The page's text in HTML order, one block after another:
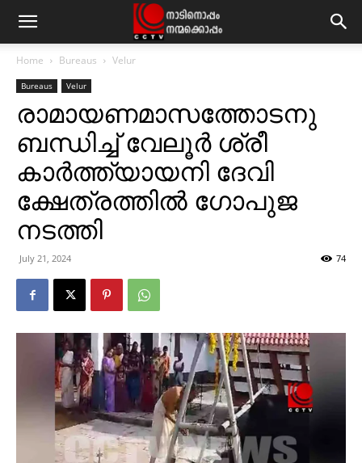
Home Bureaus Velur
Bureaus Velur
രാമായണമാസത്തോടനു
ബന്ധിച്ച് വേലൂര്‍ ശ്രീ
കാര്‍ത്ത്യായനി ദേവി
ക്ഷേത്രത്തില്‍ ഗോപുജ
നടത്തി
July 21, 2024 74